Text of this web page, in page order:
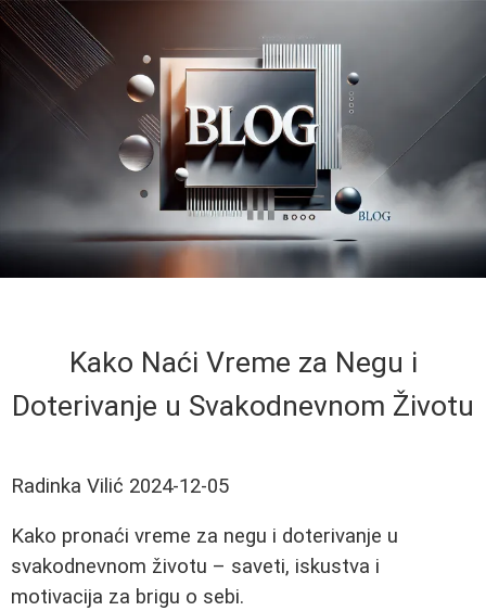
Kako Naći Vreme za Negu i
Doterivanje u Svakodnevnom Životu
Radinka Vilić 2024-12-05
Kako pronaći vreme za negu i doterivanje u
svakodnevnom životu – saveti, iskustva i
motivacija za brigu o sebi.